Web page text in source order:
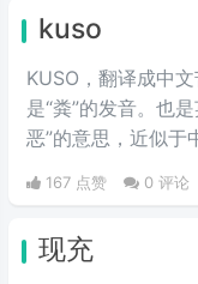
kuso
KUSO，翻译成中
是“粪”的发音。也
恶”的意思，近似于
167 点赞 0 评论
现充